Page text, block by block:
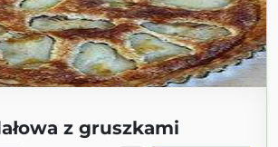
z gruszkami